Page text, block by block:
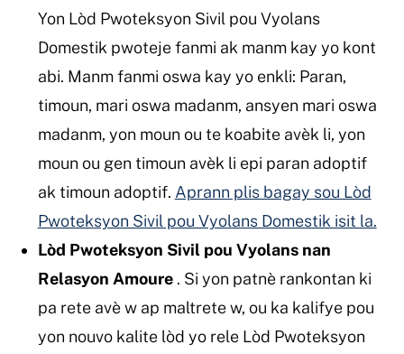
Yon Lòd Pwoteksyon Sivil pou Vyolans
Domestik pwoteje fanmi ak manm kay yo kont
abi. Manm fanmi oswa kay yo enkli: Paran,
timoun, mari oswa madanm, ansyen mari oswa
madanm, yon moun ou te koabite avèk li, yon
moun ou gen timoun avèk li epi paran adoptif
ak timoun adoptif. Aprann plis bagay sou Lòd
Pwoteksyon Sivil pou Vyolans Domestik isit la.
Lòd Pwoteksyon Sivil pou Vyolans nan
Relasyon Amoure. Si yon patnè rankontan ki
pa rete avè w ap maltrete w, ou ka kalifye pou
yon nouvo kalite lòd yo rele Lòd Pwoteksyon